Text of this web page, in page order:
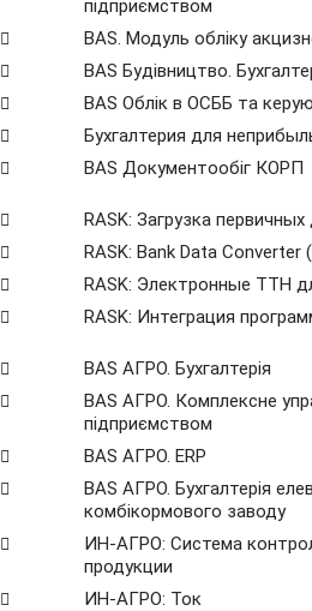
підприємством
BAS. Модуль обліку
BAS Будівництво.
BAS Облік в ОСББ та
Бухгалтерия для
BAS Документообіг КОРП
RASK: Загрузка
RASK: Bank Data Сonverter
RASK: Электронные ТТН
RASK: Интеграция
BAS АГРО. Бухгалтерія
BAS АГРО. Комплексне
підприємством
BAS АГРО. ERP
BAS АГРО. Бухгалтерія
комбікормового заводу
ИН-АГРО: Система
продукции
ИН-АГРО: Ток